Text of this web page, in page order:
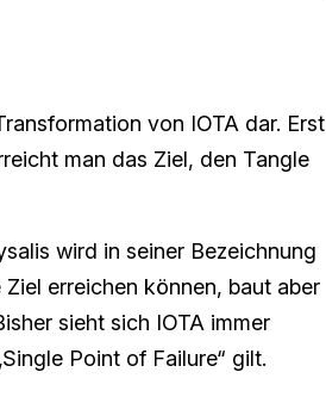
von IOTA dar. Erst
man das Ziel, den Tangle
wird in seiner Bezeichnung
erreichen können, baut aber
sieht sich IOTA immer
Point of Failure“ gilt.